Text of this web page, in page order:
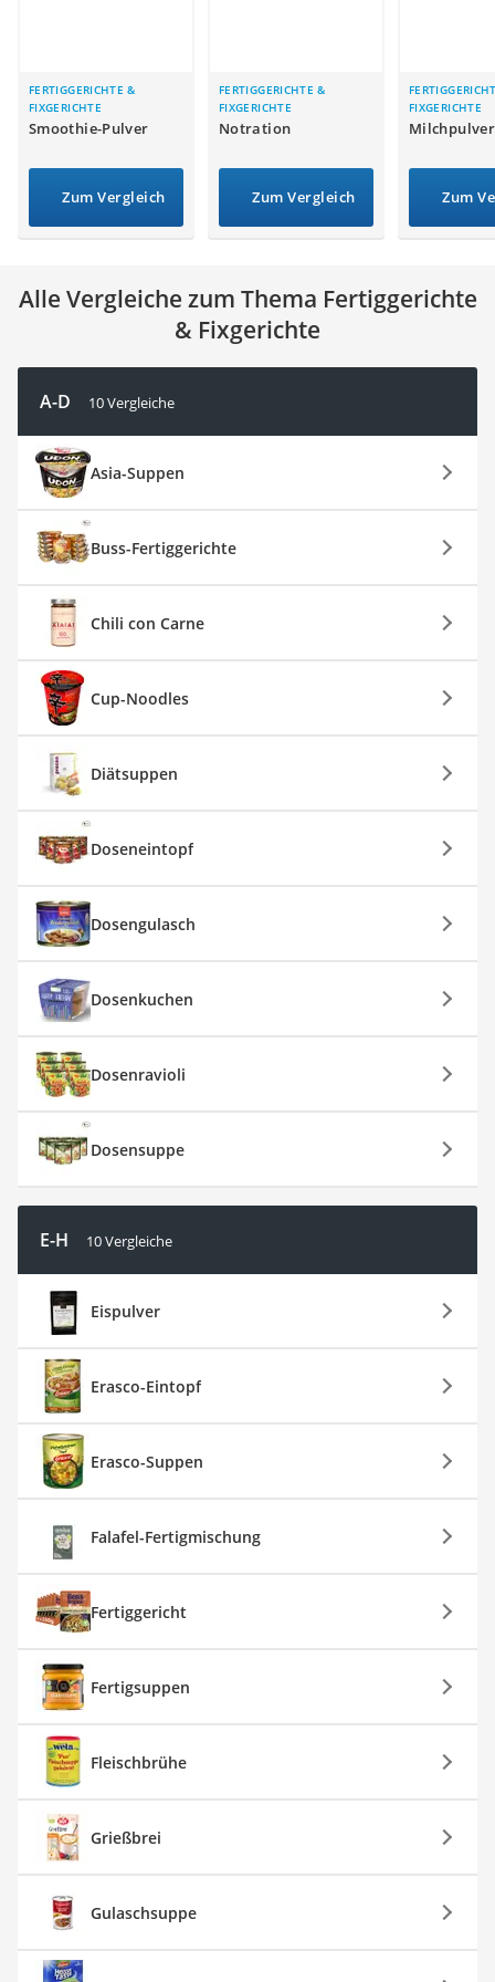
Müsli ohne Zuckerzusatz
Service
FERTIGGERICHTE &
FIXGERICHTE
Smoothie-Pulver
Zum Vergleich
FERTIGGERICHTE &
FIXGERICHTE
Notration
Zum Vergleich
FIXGERICHTE
Milchpulver
Zum
Alle Vergleiche zum Thema Fertiggerichte
& Fixgerichte
A-D 10 Vergleiche
Asia-Suppen
Buss-Fertiggerichte
Chili con Carne
Cup-Noodles
Diätsuppen
Doseneintopf
Dosengulasch
Dosenkuchen
Dosenravioli
Dosensuppe
E-H 10 Vergleiche
Eispulver
Erasco-Eintopf
Erasco-Suppen
Falafel-Fertigmischung
Fertiggericht
Fertigsuppen
Fleischbrühe
Grießbrei
Gulaschsuppe